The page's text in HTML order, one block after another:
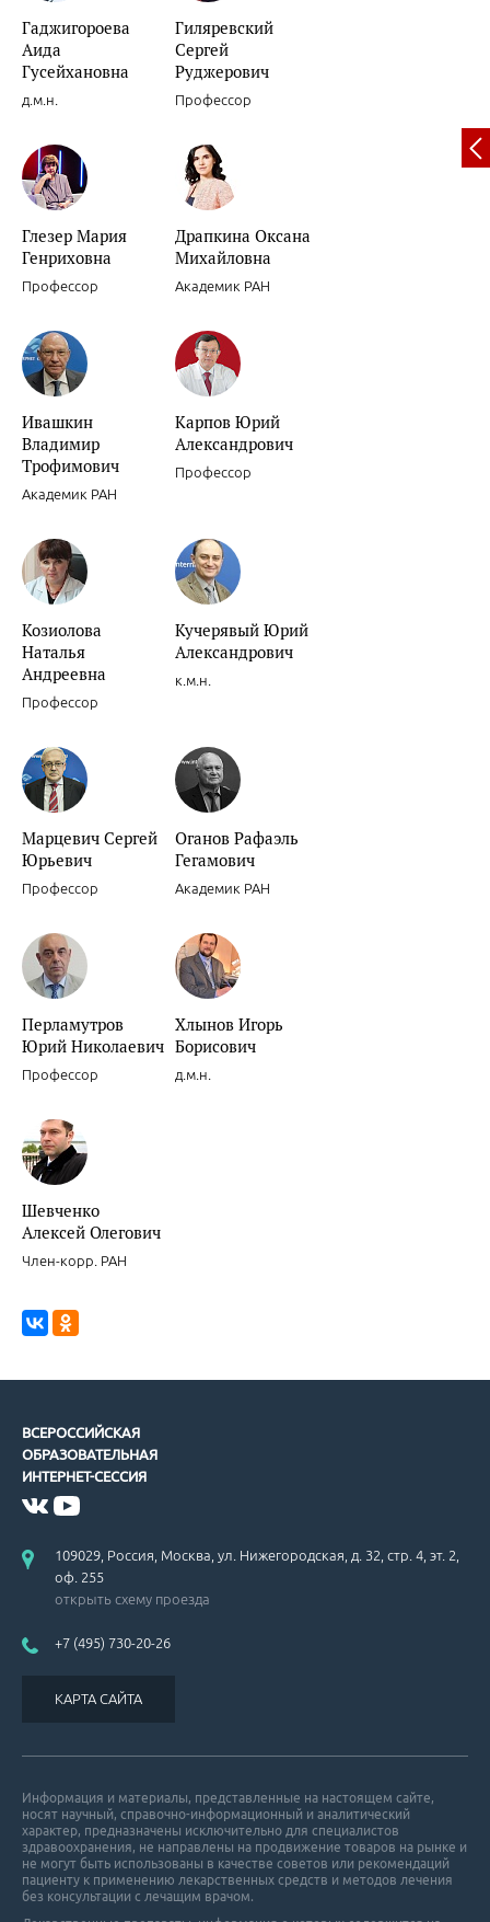
Вариабельность артериального давления.
Декомпенсации хронической сердечной недостаточности.
Роль препаратов для «миокардиальной цитопротекции» в
женщин.
Ишемическая болезнь сердца.
Новости доказательной кардиологии.
Новости доказательной кардиологии.
Целесообразность и обоснованность интенсивных режимов
Американские рекомендации по вторичной профилактике ИБС.
Проблемы гиполипидемической терапии.
Гаджигороева
Аида
Гусейхановна
д.м.н.
Гиляревский
Сергей
Руджерович
Профессор
Глезер Мария
Генриховна
Профессор
Драпкина Оксана
Михайловна
Академик РАН
Ивашкин
Владимир
Трофимович
Академик РАН
Карпов Юрий
Александрович
Профессор
Козиолова
Наталья
Андреевна
Профессор
Кучерявый Юрий
Александрович
к.м.н.
Марцевич Сергей
Юрьевич
Профессор
Оганов Рафаэль
Гегамович
Академик РАН
Перламутров
Юрий Николаевич
Профессор
Хлынов Игорь
Борисович
д.м.н.
Шевченко
Алексей Олегович
Член-корр. РАН
ВСЕРОССИЙСКАЯ
ОБРАЗОВАТЕЛЬНАЯ
ИНТЕРНЕТ-СЕССИЯ
109029, Россия, Москва, ул. Нижегородская, д. 32, стр. 4, эт. 2,
оф. 255
открыть схему проезда
+7 (495) 730-20-26
КАРТА САЙТА
Информация и материалы, представленные на настоящем сайте,
носят научный, справочно-информационный и аналитический
характер, предназначены исключительно для специалистов
здравоохранения, не направлены на продвижение товаров на рынке и
не могут быть использованы в качестве советов или рекомендаций
пациенту к применению лекарственных средств и методов лечения
без консультации с лечащим врачом.